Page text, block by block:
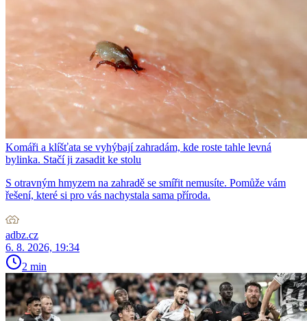
Komáři a klíšťata se vyhýbají zahradám, kde roste tahle levná
bylinka. Stačí ji zasadit ke stolu
S otravným hmyzem na zahradě se smířit nemusíte. Pomůže vám
řešení, které si pro vás nachystala sama příroda.
adbz.cz
6. 8. 2026, 19:34
2 min